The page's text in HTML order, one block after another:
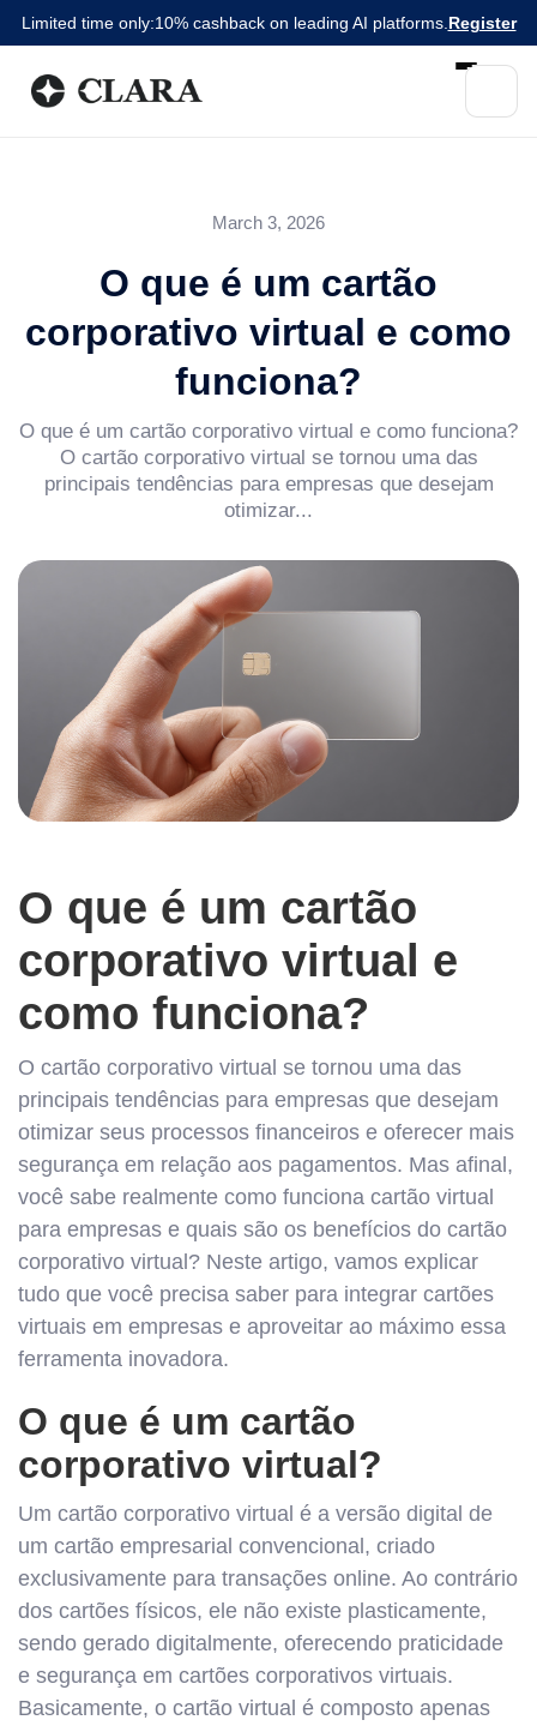
Limited time only:10% cashback on leading AI platforms. Register
March 3, 2026
O que é um cartão
corporativo virtual e como
funciona?
O que é um cartão corporativo virtual e como funciona?
O cartão corporativo virtual se tornou uma das
principais tendências para empresas que desejam
otimizar...
O que é um cartão
corporativo virtual e
como funciona?
O cartão corporativo virtual se tornou uma das
principais tendências para empresas que desejam
otimizar seus processos financeiros e oferecer mais
segurança em relação aos pagamentos. Mas afinal,
você sabe realmente como funciona cartão virtual
para empresas e quais são os benefícios do cartão
corporativo virtual? Neste artigo, vamos explicar
tudo que você precisa saber para integrar cartões
virtuais em empresas e aproveitar ao máximo essa
ferramenta inovadora.
O que é um cartão
corporativo virtual?
Um cartão corporativo virtual é a versão digital de
um cartão empresarial convencional, criado
exclusivamente para transações online. Ao contrário
dos cartões físicos, ele não existe plasticamente,
sendo gerado digitalmente, oferecendo praticidade
e segurança em cartões corporativos virtuais.
Basicamente, o cartão virtual é composto apenas